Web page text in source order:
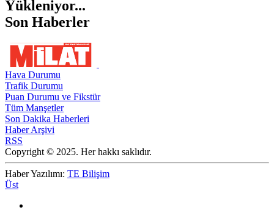
Yükleniyor...
Son Haberler
Hava Durumu
Trafik Durumu
Puan Durumu ve Fikstür
Tüm Manşetler
Son Dakika Haberleri
Haber Arşivi
RSS
Copyright © 2025. Her hakkı saklıdır.
Haber Yazılımı: TE Bilişim
Üst